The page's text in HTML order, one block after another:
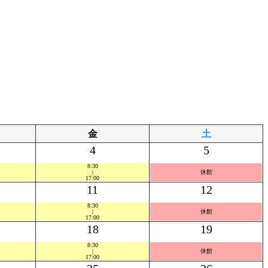
金 土
4
8:30
|
17:00
5
休館
11
8:30
|
17:00
12
休館
18
8:30
|
17:00
19
休館